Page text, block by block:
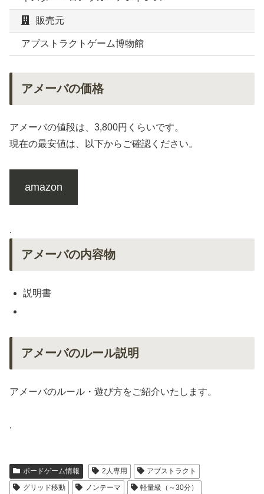
販売元
アブストラクトゲーム博物館
アメーバの価格
アメーバの値段は、3,800円くらいです。
現在の最安値は、以下からご確認ください。
amazon
.
アメーバの内容物
説明書
アメーバのルール説明
アメーバのルール・遊び方をご紹介いたします。
.
ボードゲーム情報 2人専用
アブストラクト
グリッド移動
ノンテーマ 軽量級（～30分）